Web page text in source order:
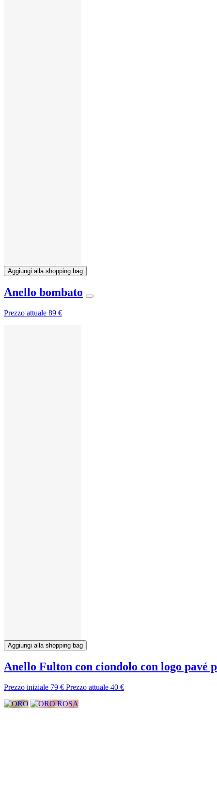
Aggiungi alla shopping bag
Anello bombato
Prezzo attuale 89 €
Aggiungi alla shopping bag
Anello Fulton con ciondolo con logo pavé
Prezzo iniziale 79 € Prezzo attuale 40 €